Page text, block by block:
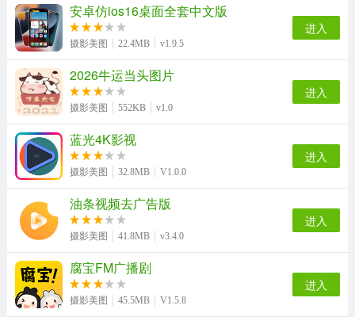
安卓仿ios16桌面全套中文版
摄影美图 22.4MB v1.9.5
进入
2026牛运当头图片
摄影美图 552KB v1.0
进入
蓝光4K影视
摄影美图 32.8MB V1.0.0
进入
油条视频去广告版
摄影美图 41.8MB v3.4.0
进入
腐宝FM广播剧
摄影美图 45.5MB V1.5.8
进入